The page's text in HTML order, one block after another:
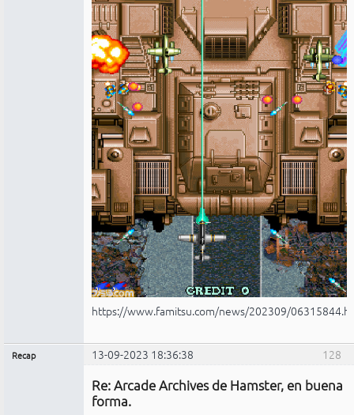
https://www.famitsu.com/news/202309/
128
Recap 13-09-2023 18:36:38
Re: Arcade Archives de Hamster, en buena
forma.